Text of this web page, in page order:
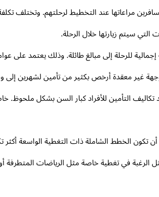
مراعاتها عند التخطيط لرحلتهم. وتختلف
التي سيتم زيارتها خلال الرحلة.
للرحلة إلى مبالغ طائلة. وذلك يعتمد على
غير معقدة أرخص بكثير من تأمين لشهرين
تكاليف التأمين للأفراد كبار السن بشكل
أن تكون الخطط الشاملة ذات التغطية الواسعة
الرغبة في تغطية خاصة مثل الرياضات المتطرفة